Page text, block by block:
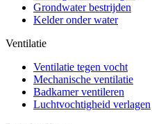
Grondwater bestrijden
Kelder onder water
Ventilatie
Ventilatie tegen vocht
Mechanische ventilatie
Badkamer ventileren
Luchtvochtigheid verlagen